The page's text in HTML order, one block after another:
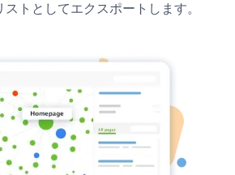
トとしてエクスポートします。